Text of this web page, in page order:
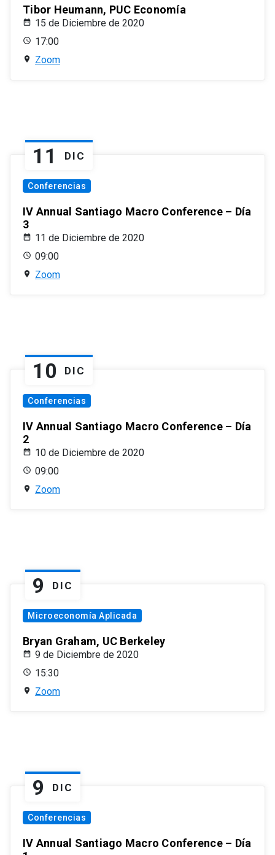
Tibor Heumann, PUC Economía
15 de Diciembre de 2020
17:00
Zoom
11 DIC
Conferencias
IV Annual Santiago Macro Conference – Día
3
11 de Diciembre de 2020
09:00
Zoom
10 DIC
Conferencias
IV Annual Santiago Macro Conference – Día
2
10 de Diciembre de 2020
09:00
Zoom
9 DIC
Microeconomía Aplicada
Bryan Graham, UC Berkeley
9 de Diciembre de 2020
15:30
Zoom
9 DIC
Conferencias
IV Annual Santiago Macro Conference – Día